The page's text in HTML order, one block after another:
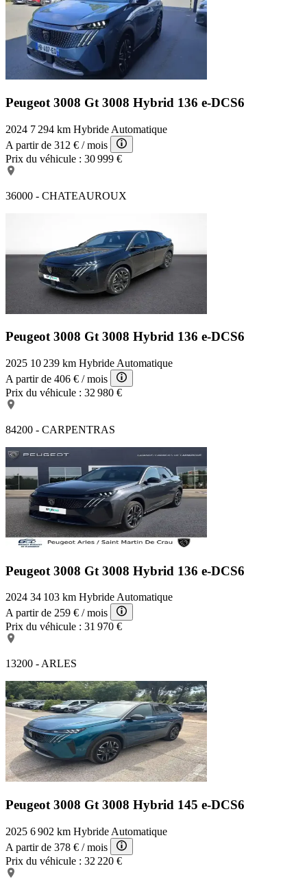
Peugeot 3008 Gt 3008 Hybrid 136 e-DCS6
2024 7 294 km Hybride Automatique
A partir de 312 € / mois
Prix du véhicule : 30 999 €
36000 - CHATEAUROUX
Peugeot 3008 Gt3008 Hybrid 136 e-DCS6
2025 10 239 km Hybride Automatique
A partir de 406 € / mois
Prix du véhicule : 32 980 €
84200 - CARPENTRAS
Peugeot 3008 Gt 3008 Hybrid 136 e-DCS6
2024 34 103 km Hybride Automatique
A partir de 259 € / mois
Prix du véhicule : 31 970 €
13200 - ARLES
Peugeot 3008 Gt 3008 Hybrid 145 e-DCS6
2025 6 902 km Hybride Automatique
A partir de 378 € / mois
Prix du véhicule : 32 220 €